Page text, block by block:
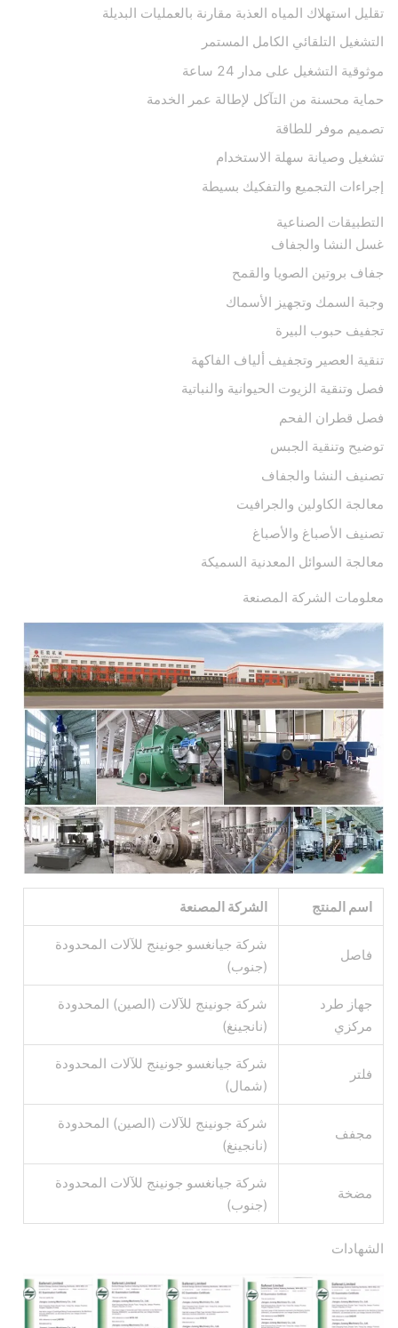
تقليل استهلاك المياه العذبة مقارنة بالعمليات البديلة
التشغيل التلقائي الكامل المستمر
موثوقية التشغيل على مدار 24 ساعة
حماية محسنة من التآكل لإطالة عمر الخدمة
تصميم موفر للطاقة
تشغيل وصيانة سهلة الاستخدام
إجراءات التجميع والتفكيك بسيطة
التطبيقات الصناعية
غسل النشا والجفاف
جفاف بروتين الصويا والقمح
وجبة السمك وتجهيز الأسماك
تجفيف حبوب البيرة
تنقية العصير وتجفيف ألياف الفاكهة
فصل وتنقية الزيوت الحيوانية والنباتية
فصل قطران الفحم
توضيح وتنقية الجبس
تصنيف النشا والجفاف
معالجة الكاولين والجرافيت
تصنيف الأصباغ والأصباغ
معالجة السوائل المعدنية السميكة
معلومات الشركة المصنعة
اسم المنتج الشركة المصنعة
فاصل
شركة جيانغسو جونينج للآلات المحدودة
(جنوب)
جهاز طرد
مركزي
شركة جونينج للآلات (الصين) المحدودة
(نانجينغ)
فلتر
شركة جيانغسو جونينج للآلات المحدودة
(شمال)
مجفف
شركة جونينج للآلات (الصين) المحدودة
(نانجينغ)
مضخة
شركة جيانغسو جونينج للآلات المحدودة
(جنوب)
الشهادات